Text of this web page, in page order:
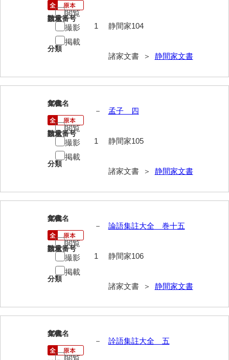
内海家文書
宇野家文書
梅村明文書
江浪家文書
惠本家文書
恵良宏収集文書
大田家文書
大谷家文書
大中家文書
大中家文書（神奈川県）
大野毛利家文書
岡家文書（福栄村）
岡家文書（周南市）
請求番号
静間家104
分類
諸家文書 ＞ 静間家文書
数量
1
閲覧
撮影
掲載
105
文書名
孟子 四
請求番号
静間家105
分類
諸家文書 ＞ 静間家文書
年代
－
数量
1
閲覧
撮影
掲載
106
文書名
論語集註大全 巻十五
請求番号
静間家106
分類
諸家文書 ＞ 静間家文書
年代
－
数量
1
閲覧
撮影
掲載
107
文書名
詮語集註大全 五
年代
－
閲覧